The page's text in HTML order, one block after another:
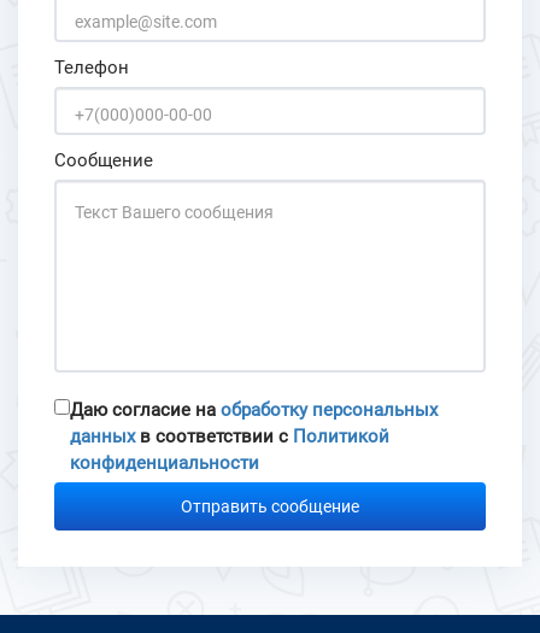
Телефон
Сообщение
Даю согласие на обработку персональных
данныхв соответствии с Политикой
конфиденциальности
Отправить сообщение